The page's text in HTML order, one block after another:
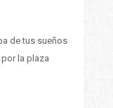
de tus sueños
la plaza